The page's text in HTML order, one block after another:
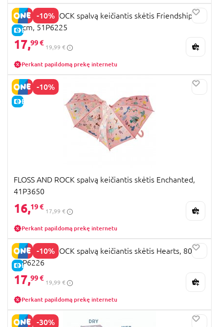
-10%
E-KAINA
FLOSS AND ROCK spalvą keičiantis skėtis Friendship,
80cm, 51P6225
17,99 €
19,99 €
Perkant papildomą prekę internetu
-10%
E-KAINA
FLOSS AND ROCK spalvą keičiantis skėtis Enchanted,
41P3650
16,19 €
17,99 €
Perkant papildomą prekę internetu
-10%
E-KAINA
FLOSS AND ROCK spalvą keičiantis skėtis Hearts, 80cm,
51P6226
17,99 €
19,99 €
Perkant papildomą prekę internetu
-30%